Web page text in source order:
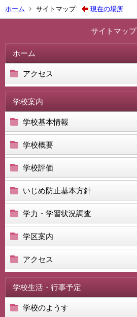
ホーム サイトマップ: 現在の場所
サイトマップ
ホーム
アクセス
学校案内
学校基本情報
学校概要
学校評価
いじめ防止基本方針
学力・学習状況調査
学区案内
アクセス
学校生活・行事予定
学校のようす